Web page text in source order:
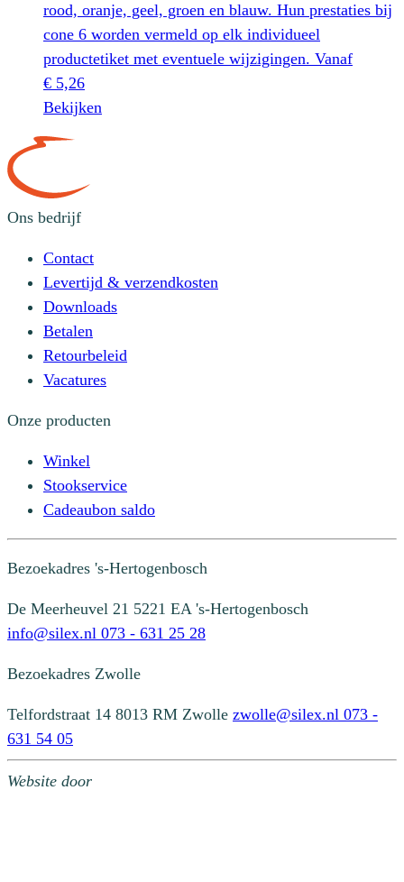
rood, oranje, geel, groen en blauw. Hun prestaties bij
cone 6 worden vermeld op elk individueel
productetiket met eventuele wijzigingen. Vanaf
€ 5,26
Bekijken
kan
gekozen
op
de
Ons bedrijf
Contact
Levertijd & verzendkosten
Downloads
Betalen
Retourbeleid
Vacatures
Onze producten
Winkel
Stookservice
Cadeaubon saldo
Bezoekadres 's-Hertogenbosch
De Meerheuvel 21 5221 EA 's-Hertogenbosch
info@silex.nl 073 - 631 25 28
Bezoekadres Zwolle
Telfordstraat 14 8013 RM Zwolle zwolle@silex.nl 073 -
631 54 05
Website door